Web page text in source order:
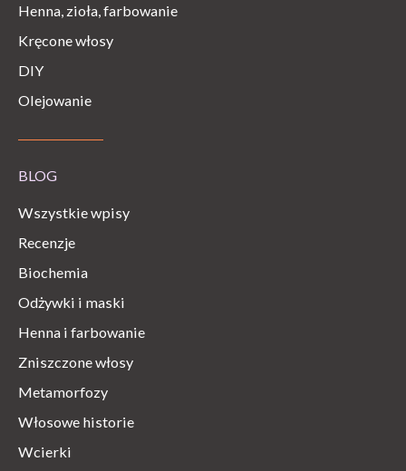
Henna, zioła, farbowanie
Kręcone włosy
DIY
Olejowanie
BLOG
Wszystkie wpisy
Recenzje
Biochemia
Odżywki i maski
Henna i farbowanie
Zniszczone włosy
Metamorfozy
Włosowe historie
Wcierki